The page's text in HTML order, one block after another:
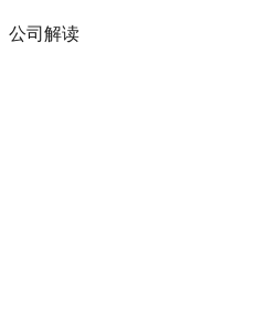
公司解读